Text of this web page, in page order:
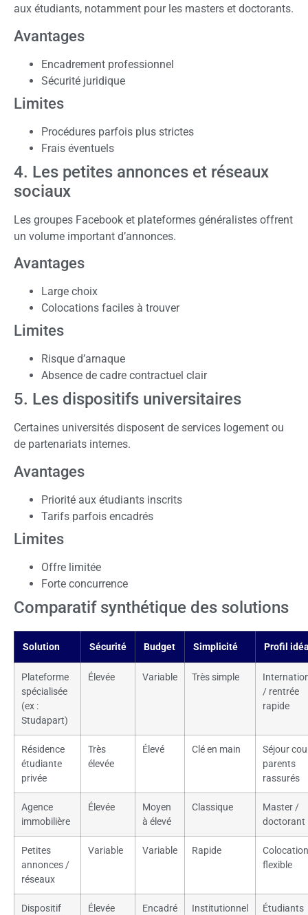
aux étudiants, notamment pour les masters et doctorants.
Avantages
Encadrement professionnel
Sécurité juridique
Limites
Procédures parfois plus strictes
Frais éventuels
4. Les petites annonces et réseaux
sociaux
Les groupes Facebook et plateformes généralistes offrent
un volume important d’annonces.
Avantages
Large choix
Colocations faciles à trouver
Limites
Risque d’arnaque
Absence de cadre contractuel clair
5. Les dispositifs universitaires
Certaines universités disposent de services logement ou
de partenariats internes.
Avantages
Priorité aux étudiants inscrits
Tarifs parfois encadrés
Limites
Offre limitée
Forte concurrence
Comparatif synthétique des solutions
Solution Sécurité Budget Simplicité Profil
Plateforme
spécialisée
(ex :
Studapart)
Élevée Variable Très simple
/ rentrée
rapide
Résidence
étudiante
privée
Très
élevée
Élevé Clé en main
Séjour
parents
rassurés
Agence
immobilière
Élevée
Moyen
à élevé
Classique
Master /
doctorant
Petites
annonces /
réseaux
Variable Variable Rapide
Colocation
flexible
Dispositif
Élevée Encadré Institutionnel
Étudiants